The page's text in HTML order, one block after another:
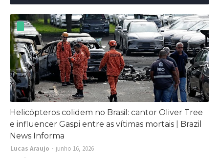
Helicópteros colidem no Brasil: cantor Oliver Tree
e influencer Gaspi entre as vítimas mortais | Brazil
News Informa
Lucas Araujo
junho 16, 2026